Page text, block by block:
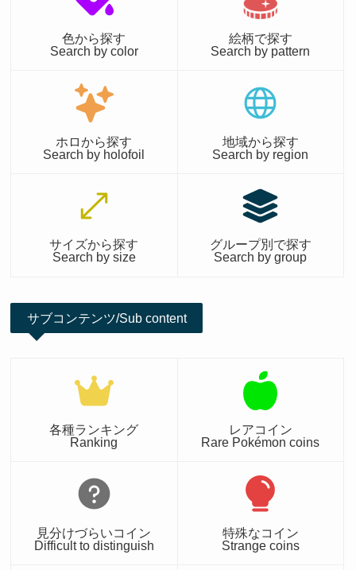
色から探す
Search by color
絵柄で探す
Search by pattern
ホロから探す
Search by holofoil
地域から探す
Search by region
サイズから探す
Search by size
グループ別で探す
Search by group
サブコンテンツ/Sub content
各種ランキング
Ranking
レアコイン
Rare Pokémon coins
見分けづらいコイン
Difficult to distinguish
特殊なコイン
Strange coins